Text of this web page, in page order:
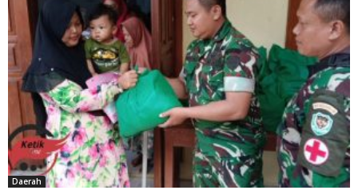
Daerah